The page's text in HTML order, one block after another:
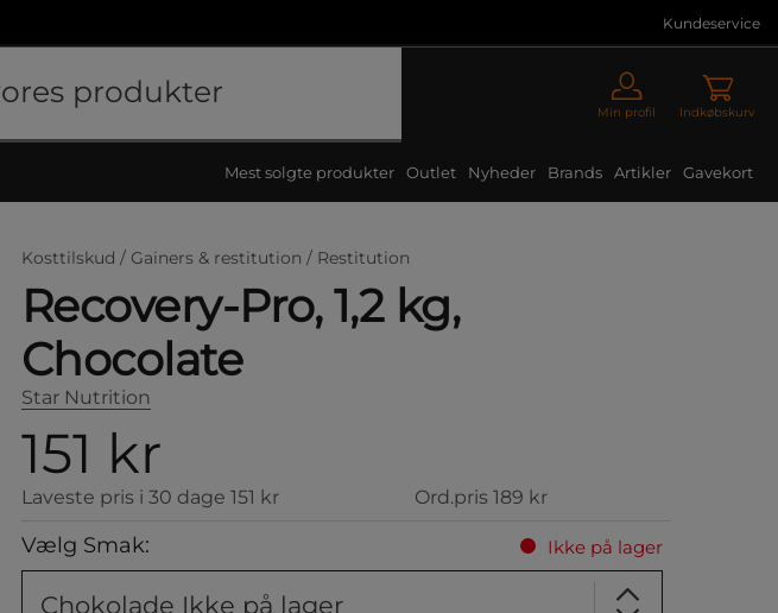
Kundeservice
Min profil Indkøbskurv
Mest solgte produkter Outlet Nyheder Brands Artikler Gavekort
Kosttilskud / Gainers & restitution / Restitution
Recovery-Pro, 1,2 kg,
Chocolate
Star Nutrition
151 kr
Laveste pris i 30 dage 151 kr Ord.pris 189 kr
Vælg Smak: Ikke på lager
Chokolade Ikke på lager